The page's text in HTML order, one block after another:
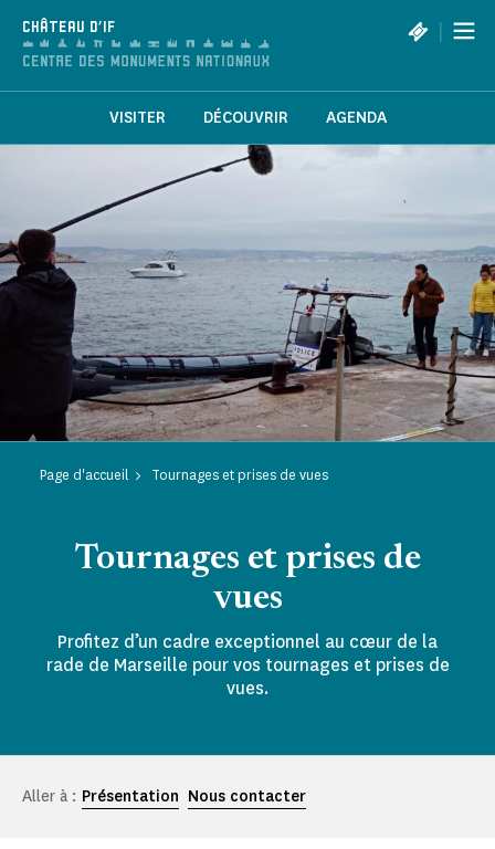
CHÂTEAU D'IF |
VISITER DÉCOUVRIR AGENDA
Page d'accueil Tournages et prises de vues
Tournages et prises de
vues
Profitez d’un cadre exceptionnel au cœur de la
rade de Marseille pour vos tournages et prises de
vues.
Aller à : Présentation Nous contacter